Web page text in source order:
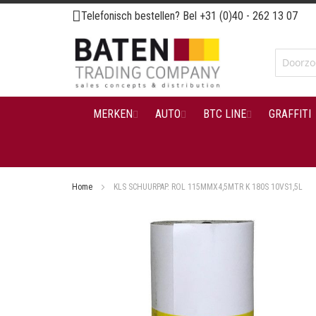
Ga
naar
de
inhoud
Telefonisch bestellen? Bel +31 (0)40 - 262 13 07
MERKEN AUTO BTC LINE GRAFFITI
Home KLS SCHUURPAP. ROL 115MMX4,5MTR K 180S 10VS1,5L